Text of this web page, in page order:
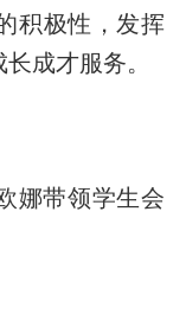
积极性，发挥
成才服务。
娜带领学生会